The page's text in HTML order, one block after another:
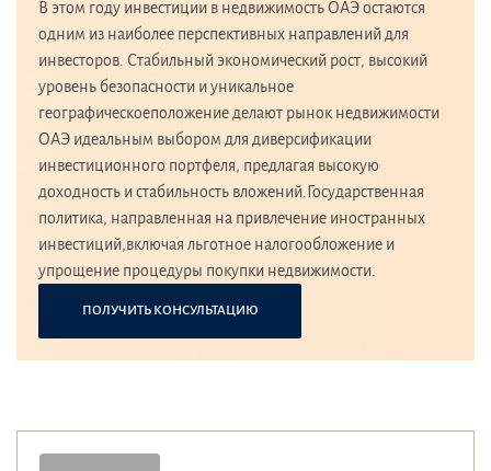
В этом году инвестиции в недвижимость ОАЭ остаются
одним из наиболее перспективных направлений для
инвесторов. Стабильный экономический рост, высокий
уровень безопасности и уникальное
географическоеположение делают рынок недвижимости
ОАЭ идеальным выбором для диверсификации
инвестиционного портфеля, предлагая высокую
доходность и стабильность вложений.Государственная
политика, направленная на привлечение иностранных
инвестиций,включая льготное налогообложение и
упрощение процедуры покупки недвижимости.
ПОЛУЧИТЬ КОНСУЛЬТАЦИЮ